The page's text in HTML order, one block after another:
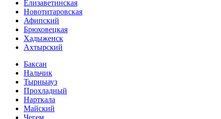
Елизаветинская
Новотитаровская
Афипский
Брюховецкая
Хадыженск
Ахтырский
Баксан
Нальчик
Тырныауз
Прохладный
Нарткала
Майский
Чегем